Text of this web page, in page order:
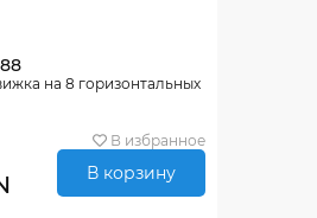
на 8 горизонтальных
В избранное
В корзину